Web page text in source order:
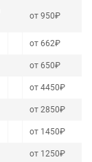
от 950₽
от 662₽
от 650₽
от 4450₽
от 2850₽
от 1450₽
от 1250₽